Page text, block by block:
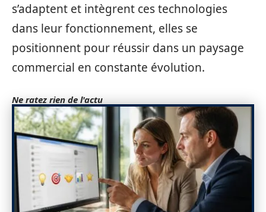
s’adaptent et intègrent ces technologies
dans leur fonctionnement, elles se
positionnent pour réussir dans un paysage
commercial en constante évolution.
Ne ratez rien de l'actu